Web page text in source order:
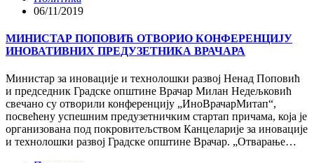
06/11/2019
МИНИСТАР ПОПОВИЋ ОТВОРИО КОНФЕРЕНЦИЈУ
ИНОВАТИВНИХ ПРЕДУЗЕТНИКА ВРАЧАРА
Министар за иновације и технолошки развој Ненад Поповић
и председник Градске општине Врачар Милан Недељковић
свечано су отворили конференцију „ИноВрачарМитап“,
посвећену успешним предузетничким стартап причама, која је
организована под покровитељством Канцеларије за иновације
и технолошки развој Градске општине Врачар. „Отварање…